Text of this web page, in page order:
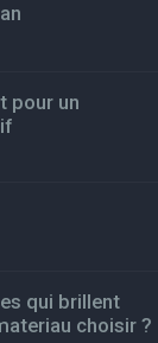
pour un
qui brillent
choisir ?